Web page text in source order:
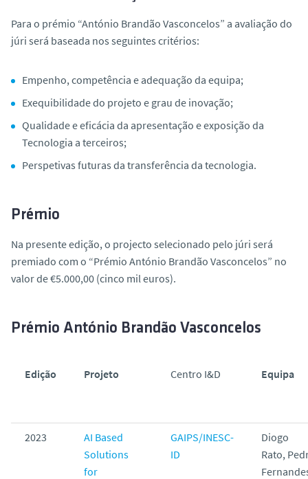
Para o prémio “António Brandão Vasconcelos” a avaliação do
júri será baseada nos seguintes critérios:
Empenho, competência e adequação da equipa;
Exequibilidade do projeto e grau de inovação;
Qualidade e eficácia da apresentação e exposição da
Tecnologia a terceiros;
Perspetivas futuras da transferência da tecnologia.
Prémio
Na presente edição, o projecto selecionado pelo júri será
premiado com o “Prémio António Brandão Vasconcelos” no
valor de €5.000,00 (cinco mil euros).
Prémio António Brandão Vasconcelos
Edição Projeto Centro I&D Equipa
2023
AI Based
Solutions
for
GAIPS/INESC-
ID
Diogo
Rato,